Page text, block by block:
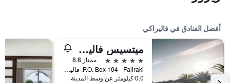
أفضل الفنادق في فاليراكي
ميتسيس فاليراكي
5 نجوم
ممتاز 8.8
P.O. Box 104 - Faliraki, فاليراكي, اليونان
0.0 كيلومتر عن وسط المدينة